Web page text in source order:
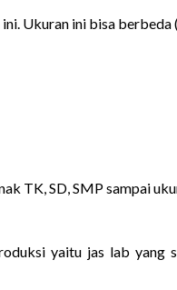
Ukuran ini bisa
TK, SD, SMP sampai
yaitu jas lab yang